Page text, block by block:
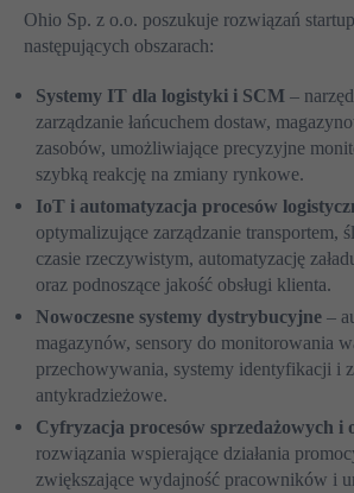
Ohio Sp. z o.o. poszukuje rozwiązań
następujących obszarach:
Systemy IT dla logistyki i SCM –
zarządzanie łańcuchem dostaw,
zasobów, umożliwiające precyzyjne
szybką reakcję na zmiany rynkowe.
IoT i automatyzacja procesów
optymalizujące zarządzanie transportem,
czasie rzeczywistym, automatyzację
oraz podnoszące jakość obsługi klienta.
Nowoczesne systemy dystrybucyjne –
magazynów, sensory do monitorowania
przechowywania, systemy identyfikacji i
antykradzieżowe.
Cyfryzacja procesów sprzedażowych i
rozwiązania wspierające działania
zwiększające wydajność pracowników i